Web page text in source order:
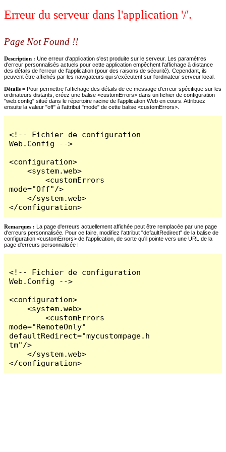
Erreur du serveur dans l'application '/'.
Page Not Found !!
Description : Une erreur d'application s'est produite sur le serveur. Les paramètres
d'erreur personnalisés actuels pour cette application empêchent l'affichage à distance
des détails de l'erreur de l'application (pour des raisons de sécurité). Cependant, ils
peuvent être affichés par les navigateurs qui s'exécutent sur l'ordinateur serveur local.
Détails = Pour permettre l'affichage des détails de ce message d'erreur spécifique sur les
ordinateurs distants, créez une balise <customErrors> dans un fichier de configuration
"web.config" situé dans le répertoire racine de l'application Web en cours. Attribuez
ensuite la valeur "off" à l'attribut "mode" de cette balise <customErrors>.
<!-- Fichier de configuration
Web.Config -->
<configuration>
    <system.web>
        <customErrors
mode="Off"/>
    </system.web>
</configuration>
Remarques : La page d'erreurs actuellement affichée peut être remplacée par une page
d'erreurs personnalisée. Pour ce faire, modifiez l'attribut "defaultRedirect" de la balise de
configuration <customErrors> de l'application, de sorte qu'il pointe vers une URL de la
page d'erreurs personnalisée !
<!-- Fichier de configuration
Web.Config -->
<configuration>
    <system.web>
        <customErrors
mode="RemoteOnly"
defaultRedirect="mycustompage.h
tm"/>
    </system.web>
</configuration>